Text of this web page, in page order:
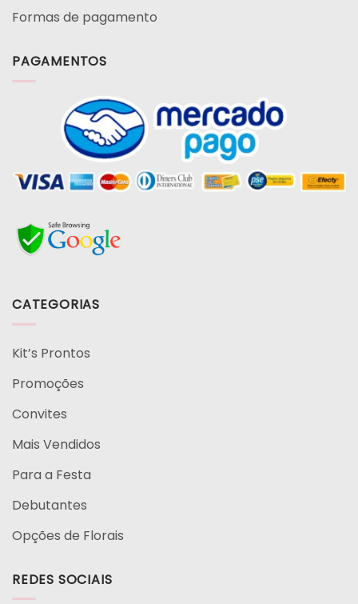
Formas de pagamento
PAGAMENTOS
CATEGORIAS
Kit’s Prontos
Promoções
Convites
Mais Vendidos
Para a Festa
Debutantes
Opções de Florais
REDES SOCIAIS